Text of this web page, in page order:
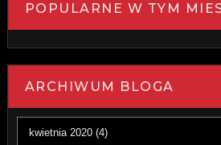
POPULARNE W TYM
ARCHIWUM BLOGA